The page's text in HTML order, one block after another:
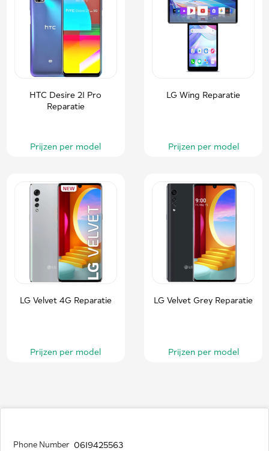
HTC Desire 21 Pro
Reparatie
Prijzen per model
LG Wing Reparatie
Prijzen per model
LG Velvet 4G Reparatie
Prijzen per model
LG Velvet Grey Reparatie
Prijzen per model
Phone Number 0619425563